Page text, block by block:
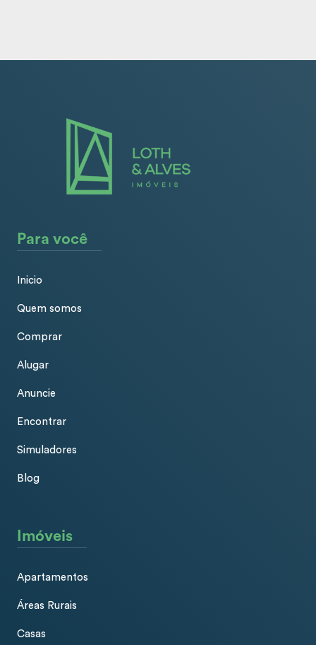
Para você
Inicio
Quem somos
Comprar
Alugar
Anuncie
Encontrar
Simuladores
Blog
Imóveis
Apartamentos
Áreas Rurais
Casas